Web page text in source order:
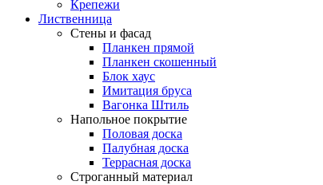
Крепежи
Лиственница
Стены и фасад
Планкен прямой
Планкен скошенный
Блок хаус
Имитация бруса
Вагонка Штиль
Напольное покрытие
Половая доска
Палубная доска
Террасная доска
Строганный материал